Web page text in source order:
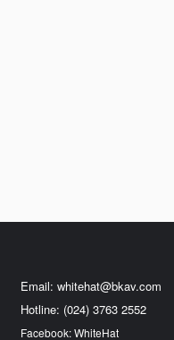
Email: whitehat@bkav.com
Hotline: (024) 3763 2552
Facebook: WhiteHat